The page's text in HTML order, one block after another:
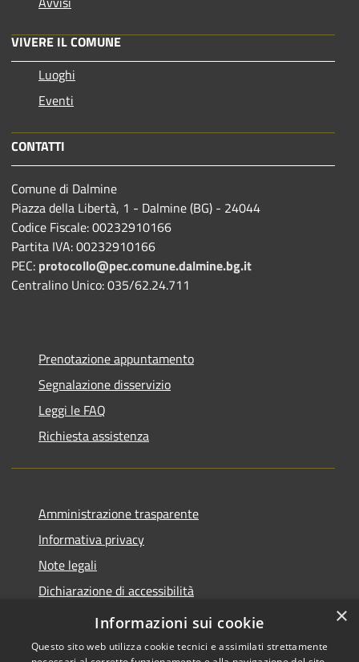
VIVERE IL COMUNE
Luoghi
Eventi
CONTATTI
Comune di Dalmine
Piazza della Libertà, 1 - Dalmine (BG) - 24044
Codice Fiscale: 00232910166
Partita IVA: 00232910166
PEC: protocollo@pec.comune.dalmine.bg.it
Centralino Unico: 035/62.24.711
Prenotazione appuntamento
Segnalazione disservizio
Leggi le FAQ
Richiesta assistenza
Amministrazione trasparente
Informativa privacy
Note legali
Dichiarazione di accessibilità
Piano di miglioramento del sito
×
Informazioni sui cookie
Questo sito web utilizza cookie tecnici e assimilati strettamente